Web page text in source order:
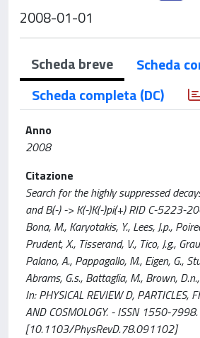
2008-01-01
Scheda breve
Scheda
Scheda completa (DC)
Anno
2008
Citazione
Search for the highly suppressed
and B(-) -> K(-)K(-)pi(+) RID C-5223-
Bona, M., Karyotakis, Y., Lees, J.p.,
Prudent, X., Tisserand, V., Tico, J.g.,
Palano, A., Pappagallo, M., Eigen, G.,
Abrams, G.s., Battaglia, M., Brown,
In: PHYSICAL REVIEW D, PARTICLES,
AND COSMOLOGY. - ISSN 1550-
[10.1103/PhysRevD.78.091102]